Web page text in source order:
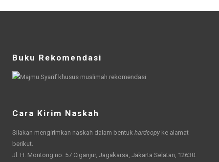
Buku Rekomendasi
Cara Kirim Naskah
Silakan mengirimkan naskah dalam bentuk hardcopy ke alamat
berikut.
Jl. H. Montong no. 57 Ciganjur, Jagakarsa, Jakarta Selatan, 12630.